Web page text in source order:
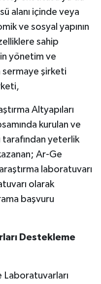
alanı içinde veya
ve sosyal yapının
sahip
yönetim ve
sermaye şirketi
Altyapıları
kurulan ve
tarafından yeterlik
Ar-Ge
laboratuvarı
olarak
başvuru
Destekleme
Laboratuvarları